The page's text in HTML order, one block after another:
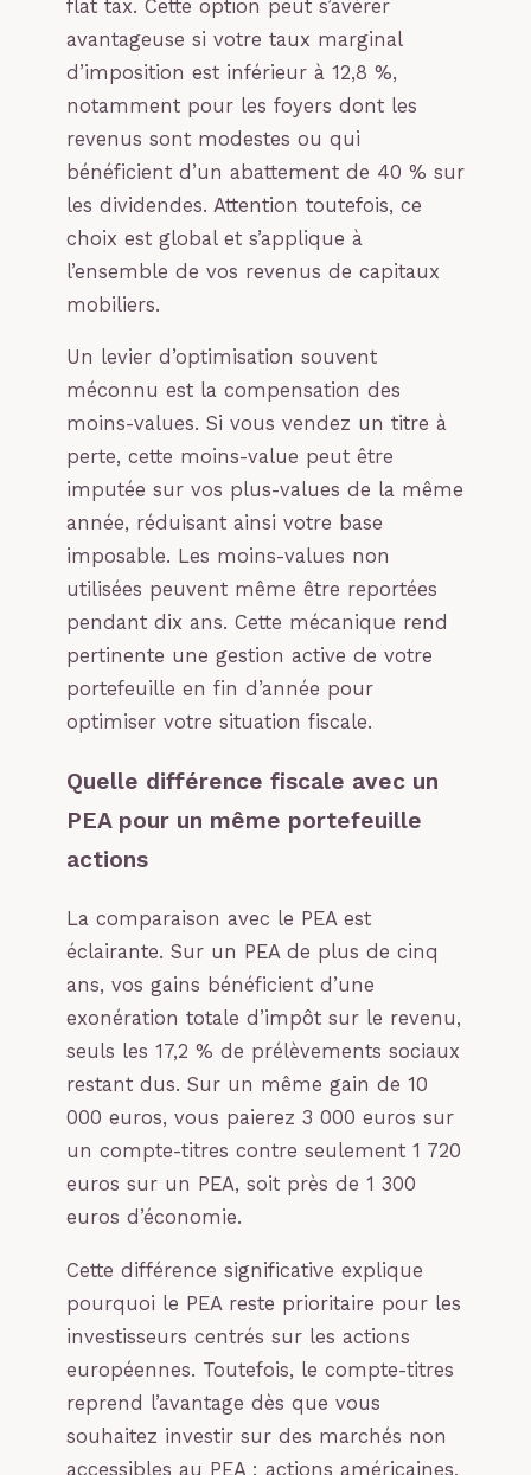
flat tax. Cette option peut s’avérer
avantageuse si votre taux marginal
d’imposition est inférieur à 12,8 %,
notamment pour les foyers dont les
revenus sont modestes ou qui
bénéficient d’un abattement de 40 % sur
les dividendes. Attention toutefois, ce
choix est global et s’applique à
l’ensemble de vos revenus de capitaux
mobiliers.
Un levier d’optimisation souvent
méconnu est la compensation des
moins-values. Si vous vendez un titre à
perte, cette moins-value peut être
imputée sur vos plus-values de la même
année, réduisant ainsi votre base
imposable. Les moins-values non
utilisées peuvent même être reportées
pendant dix ans. Cette mécanique rend
pertinente une gestion active de votre
portefeuille en fin d’année pour
optimiser votre situation fiscale.
Quelle différence fiscale avec un
PEA pour un même portefeuille
actions
La comparaison avec le PEA est
éclairante. Sur un PEA de plus de cinq
ans, vos gains bénéficient d’une
exonération totale d’impôt sur le revenu,
seuls les 17,2 % de prélèvements sociaux
restant dus. Sur un même gain de 10
000 euros, vous paierez 3 000 euros sur
un compte-titres contre seulement 1 720
euros sur un PEA, soit près de 1 300
euros d’économie.
Cette différence significative explique
pourquoi le PEA reste prioritaire pour les
investisseurs centrés sur les actions
européennes. Toutefois, le compte-titres
reprend l’avantage dès que vous
souhaitez investir sur des marchés non
accessibles au PEA : actions américaines,